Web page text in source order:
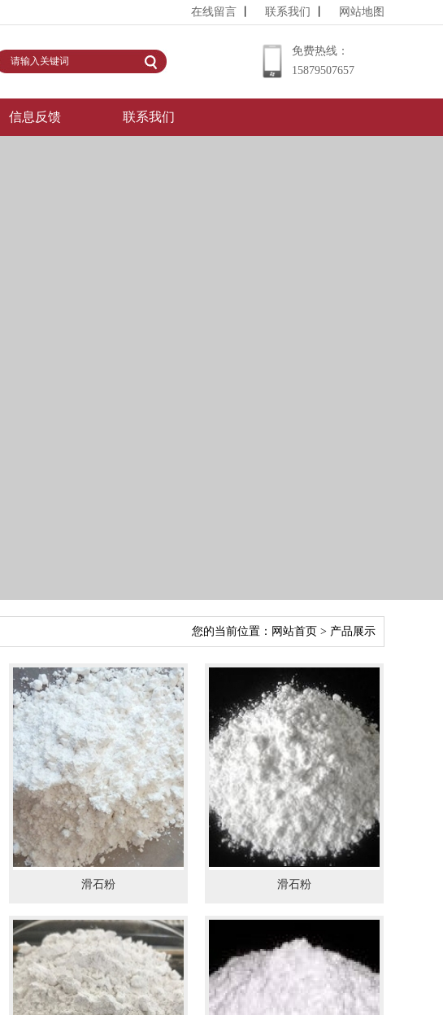
在线留言 联系我们 网站地图
免费热线：
15879507657
信息反馈 联系我们
您的当前位置： 网站首页 > 产品展示
滑石粉 滑石粉